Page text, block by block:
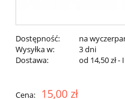
Dostępność:
na
Wysyłka w:
3 dni
Dostawa:
od 14,50 zł-
Cena nie zawiera
Cena: 15,00 zł